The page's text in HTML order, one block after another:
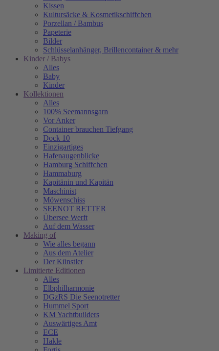
Kissen
Kultursäcke & Kosmetikschiffchen
Porzellan / Bambus
Papeterie
Bilder
Schlüsselanhänger, Brillencontainer & mehr
Kinder / Babys
Alles
Baby
Kinder
Kollektionen
Alles
100% Seemannsgarn
Vor Anker
Container brauchen Tiefgang
Dock 10
Einzigartiges
Hafenaugen­blicke
Hamburg Schiffchen
Hammaburg
Kapitänin und Kapitän
Maschinist
Möwenschiss
SEENOT RETTER
Übersee Werft
Auf dem Wasser
Making of
Wie alles begann
Aus dem Atelier
Der Künstler
Limitierte Editionen
Alles
Elbphilharmonie
DGzRS Die Seenotretter
Hummel Sport
KM Yachtbuilders
Auswärtiges Amt
ECE
Hakle